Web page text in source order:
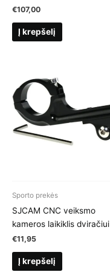
€107,00
Į krepšelį
Sporto prekės
SJCAM CNC veiksmo
kameros laikiklis dviračiui
€11,95
Į krepšelį